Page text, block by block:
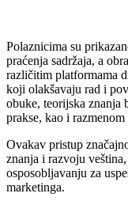
Polaznicima su
praćenja sadržaja, a
različitim platformama
koji olakšavaju rad i
obuke, teorijska znanja
prakse, kao i
Ovakav pristup
znanja i razvoju
osposobljavanju za
marketinga.